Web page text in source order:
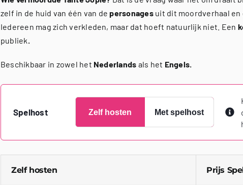
zelf in de huid van één van de personagesuit dit moordverhaal
Iedereen mag zich verkleden, maar dat hoeft natuurlijk niet. Een
publiek
Beschikbaar in zowel het Nederlands als het Engels.
Spelhost Zelf hosten Met spelhost
Zelf hosten Prijs